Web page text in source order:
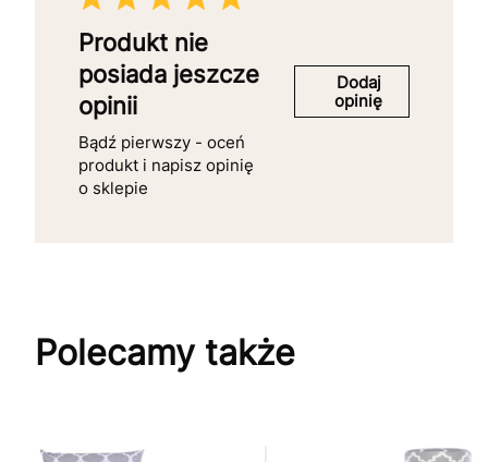
Produkt nie
posiada jeszcze
opinii
Bądź pierwszy - oceń
produkt i napisz opinię
o sklepie
Dodaj
opinię
Polecamy także